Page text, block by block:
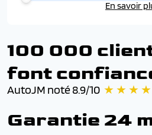
En savoir
100 000
font
AutoJM noté 8.9/10 ★ ★ ★
Garantie 24